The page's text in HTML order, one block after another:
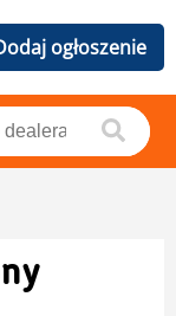
ogłoszenie